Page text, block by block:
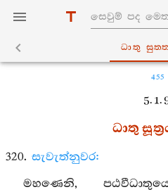
ධාතු
455
5. 1.
ධාතු
320. සැවැත්නුවර:
මහණෙනි,